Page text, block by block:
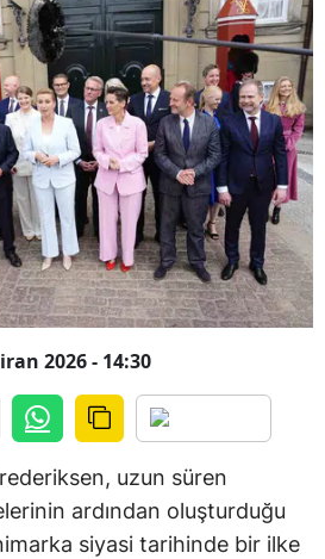
2026 - 14:30
uzun süren
ardından oluşturduğu
siyasi tarihinde bir ilke